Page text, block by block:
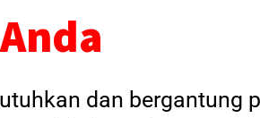
dan bergantung